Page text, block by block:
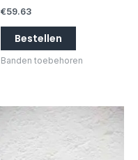
€59.63
Bestellen
Banden toebehoren